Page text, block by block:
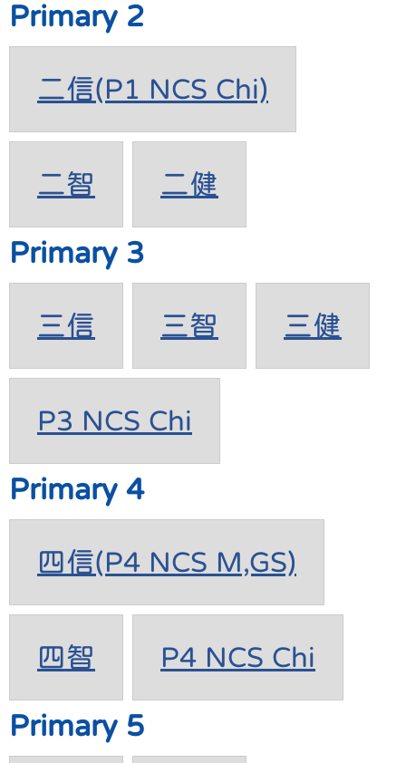
Primary 2
二信(P1 NCS Chi)
二智 二健
Primary 3
三信 三智 三健
P3 NCS Chi
Primary 4
四信(P4 NCS M,GS)
四智 P4 NCS Chi
Primary 5